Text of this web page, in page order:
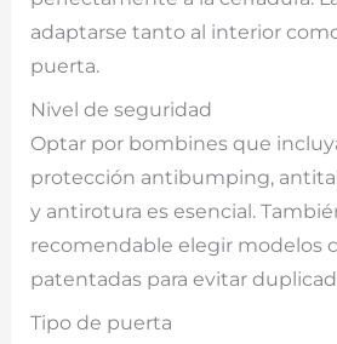
adaptarse tanto al interior
puerta.
Nivel de seguridad
Optar por bombines que
protección antibumping,
y antirotura es esencial.
recomendable elegir modelos
patentadas para evitar
Tipo de puerta